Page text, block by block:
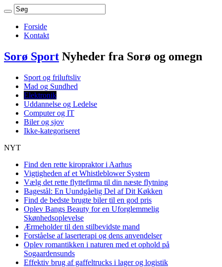
Forside
Kontakt
Sorø Sport Nyheder fra Sorø og omegn
Sport og friluftsliv
Mad og Sundhed
Elektronik
Uddannelse og Ledelse
Computer og IT
Biler og sjov
Ikke-kategoriseret
NYT
Find den rette kiropraktor i Aarhus
Vigtigheden af et Whistleblower System
Vælg det rette flyttefirma til din næste flytning
Bagestål: En Uundgåelig Del af Dit Køkken
Find de bedste brugte biler til en god pris
Oplev Bangs Beauty for en Uforglemmelig
Skønhedsoplevelse
Ærmeholder til den stilbevidste mand
Forståelse af laserterapi og dens anvendelser
Oplev romantikken i naturen med et ophold på
Sogaardensunds
Effektiv brug af gaffeltrucks i lager og logistik